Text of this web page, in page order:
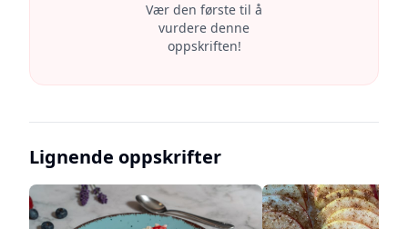
Vær den første til å
vurdere denne
oppskriften!
Lignende oppskrifter